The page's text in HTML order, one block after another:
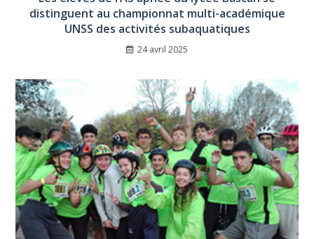
distinguent au championnat multi-académique
UNSS des activités subaquatiques
24 avril 2025